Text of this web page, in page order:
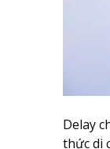
Delay
thức di